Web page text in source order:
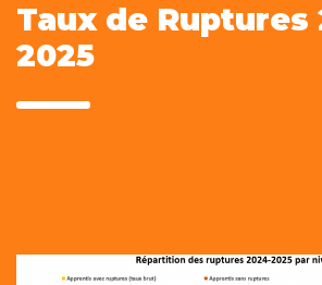
Taux de Ruptures
2025